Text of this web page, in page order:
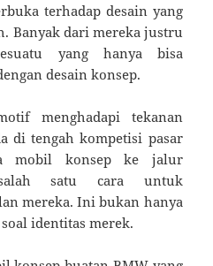
terhadap desain yang
Banyak dari mereka justru
yang hanya bisa
desain konsep.
menghadapi tekanan
di tengah kompetisi pasar
mobil konsep ke jalur
satu cara untuk
mereka. Ini bukan hanya
identitas merek.